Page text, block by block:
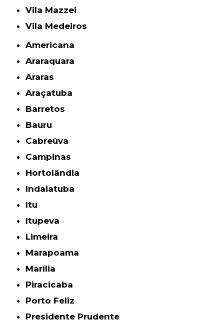
Vila Mazzei
Vila Medeiros
Americana
Araraquara
Araras
Araçatuba
Barretos
Bauru
Cabreúva
Campinas
Hortolândia
Indaiatuba
Itu
Itupeva
Limeira
Marapoama
Marília
Piracicaba
Porto Feliz
Presidente Prudente